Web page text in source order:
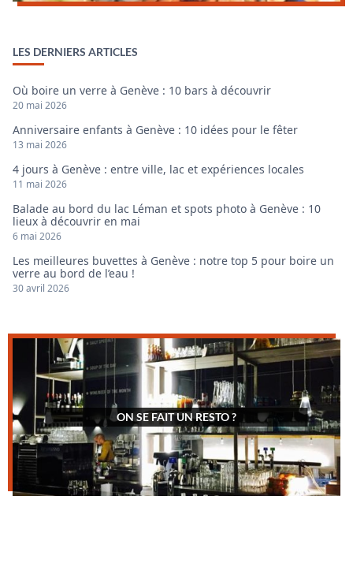
LES DERNIERS ARTICLES
Où boire un verre à Genève : 10 bars à découvrir
20 mai 2026
Anniversaire enfants à Genève : 10 idées pour le fêter
13 mai 2026
4 jours à Genève : entre ville, lac et expériences locales
11 mai 2026
Balade au bord du lac Léman et spots photo à Genève : 10
lieux à découvrir en mai
6 mai 2026
Les meilleures buvettes à Genève : notre top 5 pour boire un
verre au bord de l’eau !
30 avril 2026
ON SE FAIT UN RESTO ?